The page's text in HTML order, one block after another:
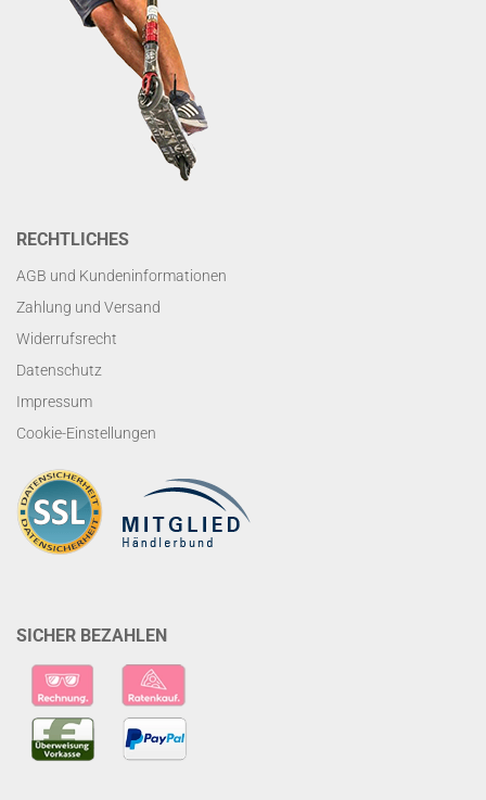
RECHTLICHES
AGB und Kundeninformationen
Zahlung und Versand
Widerrufsrecht
Datenschutz
Impressum
Cookie-Einstellungen
SICHER BEZAHLEN